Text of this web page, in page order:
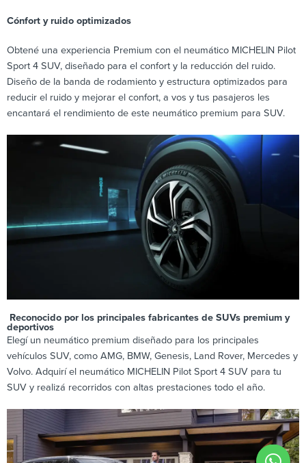
Cónfort y ruido optimizados
Obtené una experiencia Premium con el neumático MICHELIN Pilot
Sport 4 SUV, diseñado para el confort y la reducción del ruido.
Diseño de la banda de rodamiento y estructura optimizados para
reducir el ruido y mejorar el confort, a vos y tus pasajeros les
encantará el rendimiento de este neumático premium para SUV.
Reconocido por los principales fabricantes de SUVs premium y
deportivos
Elegí un neumático premium diseñado para los principales
vehículos SUV, como AMG, BMW, Genesis, Land Rover, Mercedes y
Volvo. Adquirí el neumático MICHELIN Pilot Sport 4 SUV para tu
SUV y realizá recorridos con altas prestaciones todo el año.